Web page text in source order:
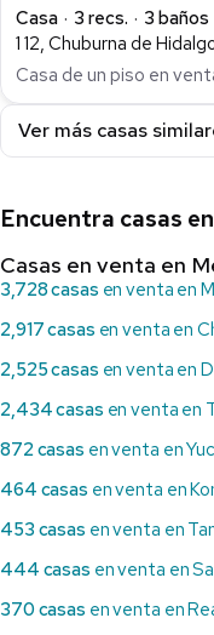
Casa
3 recs. 3 baños
1 12, Chuburna de
Casa de un piso en
Ver más casas
Encuentra casas
Casas en venta en
3,728 casas en venta en
2,917 casas en venta en
2,525 casas en venta en
2,434 casas en venta en
872 casas en venta en
464 casas en venta en
453 casas en venta en
444 casas en venta en
370 casas en venta en